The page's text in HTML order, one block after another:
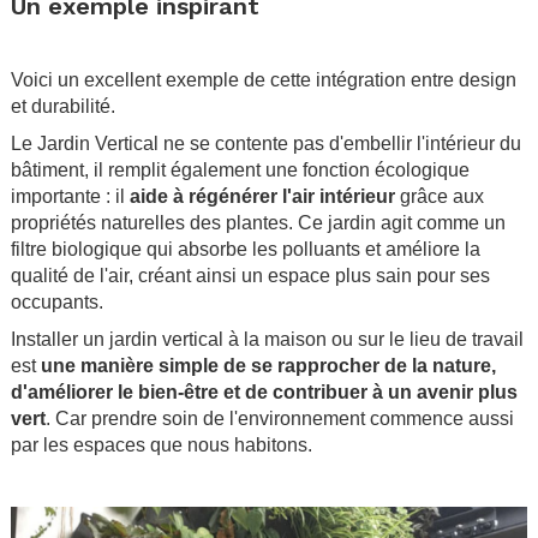
Voici un excellent exemple de cette intégration entre design
et durabilité.
Le Jardin Vertical ne se contente pas d'embellir l'intérieur du
bâtiment, il remplit également une fonction écologique
importante : il aide à régénérer l'air intérieur grâce aux
propriétés naturelles des plantes. Ce jardin agit comme un
filtre biologique qui absorbe les polluants et améliore la
qualité de l'air, créant ainsi un espace plus sain pour ses
occupants.
Installer un jardin vertical à la maison ou sur le lieu de travail
est une manière simple de se rapprocher de la nature,
d'améliorer le bien-être et de contribuer à un avenir plus
vert. Car prendre soin de l'environnement commence aussi
par les espaces que nous habitons.